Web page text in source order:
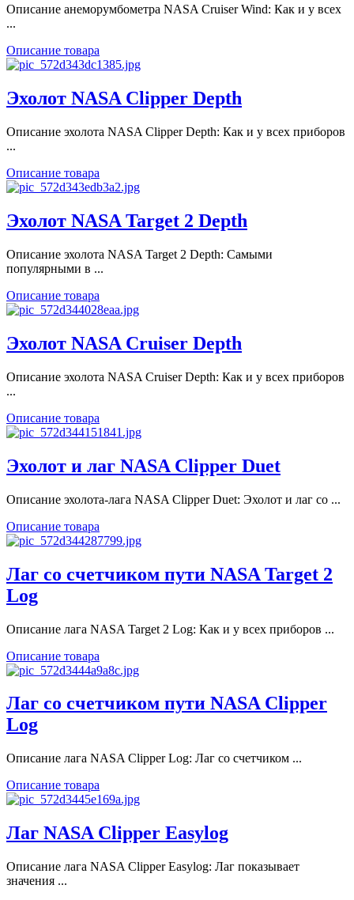
Описание анеморумбометра NASA Cruiser Wind: Как и у всех
...
Описание товара
Эхолот NASA Clipper Depth
Описание эхолота NASA Clipper Depth: Как и у всех приборов
...
Описание товара
Эхолот NASA Target 2 Depth
Описание эхолота NASA Target 2 Depth: Самыми
популярными в ...
Описание товара
Эхолот NASA Cruiser Depth
Описание эхолота NASA Cruiser Depth: Как и у всех приборов
...
Описание товара
Эхолот и лаг NASA Clipper Duet
Описание эхолота-лага NASA Clipper Duet: Эхолот и лаг со ...
Описание товара
Лаг со счетчиком пути NASA Target 2
Log
Описание лага NASA Target 2 Log: Как и у всех приборов ...
Описание товара
Лаг со счетчиком пути NASA Clipper
Log
Описание лага NASA Clipper Log: Лаг со счетчиком ...
Описание товара
Лаг NASA Clipper Easylog
Описание лага NASA Clipper Easylog: Лаг показывает
значения ...